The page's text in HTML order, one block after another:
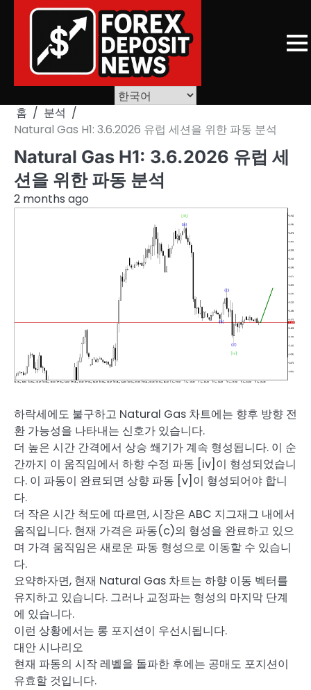
홈
분석
Natural Gas H1: 3.6.2026 유럽 세션을 위한 파동 분석
Natural Gas H1: 3.6.2026 유럽 세
션을 위한 파동 분석
2 months ago
하락세에도 불구하고 Natural Gas 차트에는 향후 방향 전
환 가능성을 나타내는 신호가 있습니다.
더 높은 시간 간격에서 상승 쐐기가 계속 형성됩니다. 이 순
간까지 이 움직임에서 하향 수정 파동 [iv]이 형성되었습니
다. 이 파동이 완료되면 상향 파동 [v]이 형성되어야 합니
다.
더 작은 시간 척도에 따르면, 시장은 ABC 지그재그 내에서
움직입니다. 현재 가격은 파동(c)의 형성을 완료하고 있으
며 가격 움직임은 새로운 파동 형성으로 이동할 수 있습니
다.
요약하자면, 현재 Natural Gas 차트는 하향 이동 벡터를
유지하고 있습니다. 그러나 교정파는 형성의 마지막 단계
에 있습니다.
이런 상황에서는 롱 포지션이 우선시됩니다.
대안 시나리오
현재 파동의 시작 레벨을 돌파한 후에는 공매도 포지션이
유효할 것입니다.